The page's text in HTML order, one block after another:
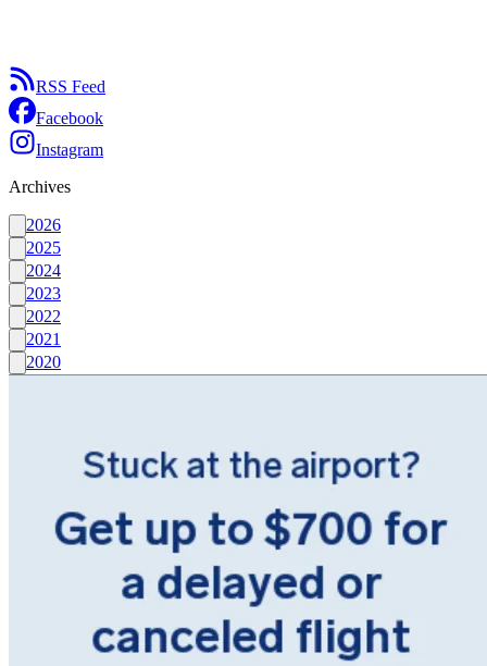
RSS Feed
Facebook
Instagram
Archives
2026
2025
2024
2023
2022
2021
2020